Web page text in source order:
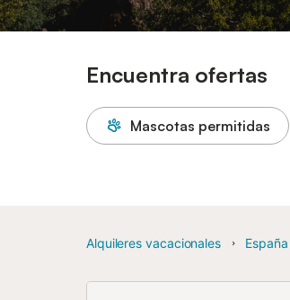
Encuentra ofertas
Mascotas permitidas
Alquileres vacacionales España